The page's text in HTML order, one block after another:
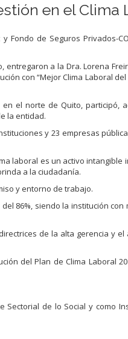
en el Clima
de Seguros Privados-
entregaron a la Dra. Lorena
con “Mejor Clima Laboral
el norte de Quito, participó,
la entidad.
y 23 empresas
laboral es un activo
a la ciudadanía.
y entorno de trabajo.
86%, siendo la institución con
de la alta gerencia y el
del Plan de Clima Laboral
Sectorial de lo Social y como